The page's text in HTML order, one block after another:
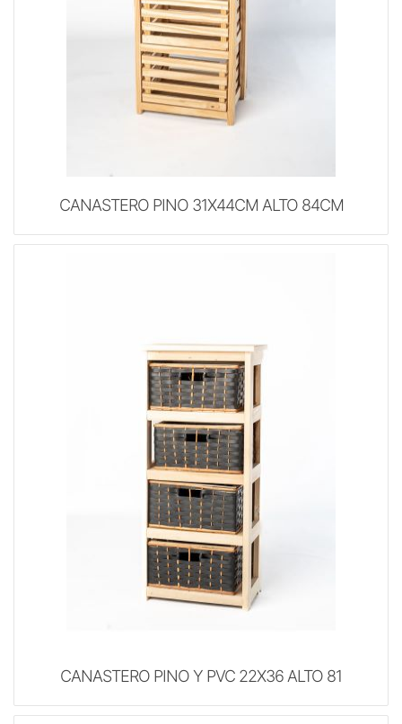
CANASTERO PINO 31X44CM ALTO 84CM
CANASTERO PINO Y PVC 22X36 ALTO 81